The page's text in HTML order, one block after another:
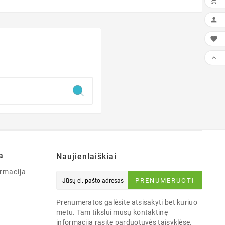
Naujienlaiškiai
PRENUMERUOTI
Prenumeratos galėsite atsisakyti bet kuriuo
metu. Tam tikslui mūsų kontaktinę
informaciją rasite parduotuvės taisyklėse.


